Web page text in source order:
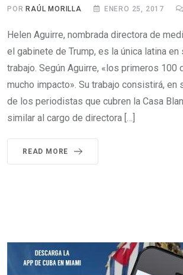
POR RAÚL MORILLA ENERO 25, 2017
Helen Aguirre, nombrada directora de
el gabinete de Trump, es la única latina en
trabajo. Según Aguirre, «los primeros 100
mucho impacto». Su trabajo consistirá, en
de los periodistas que cubren la Casa
similar al cargo de directora […]
READ MORE